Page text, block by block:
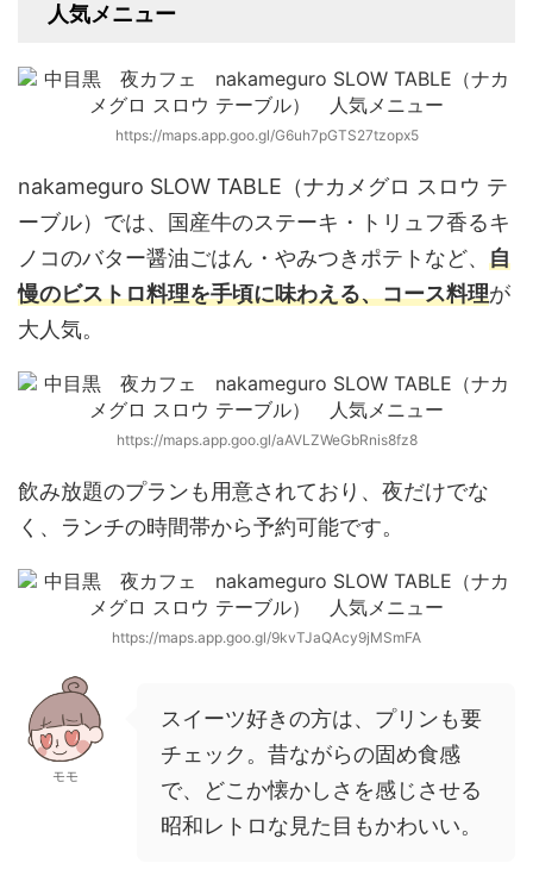
人気メニュー
https://maps.app.goo.gl/G6uh7pGTS27tzopx5
nakameguro SLOW TABLE（ナカメグロ スロウ テ
ーブル）では、国産牛のステーキ・トリュフ香るキ
ノコのバター醤油ごはん・やみつきポテトなど、 自
慢のビストロ料理を手頃に味わえる、コース料理が
大人気。
https://maps.app.goo.gl/aAVLZWeGbRnis8fz8
飲み放題のプランも用意されており、夜だけでな
く、ランチの時間帯から予約可能です。
https://maps.app.goo.gl/9kvTJaQAcy9jMSmFA
モモ
スイーツ好きの方は、プリンも要
チェック。昔ながらの固め食感
で、どこか懐かしさを感じさせる
昭和レトロな見た目もかわいい。